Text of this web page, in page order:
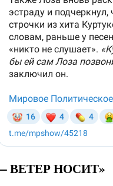
ВЕТЕР НОСИТ»